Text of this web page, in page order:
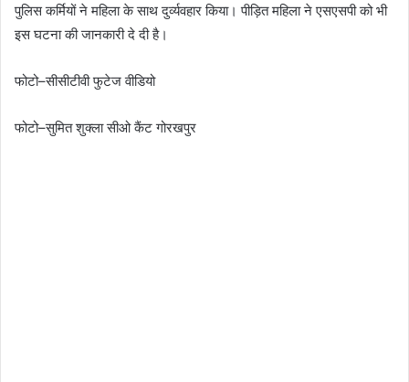
पुलिस कर्मियों ने महिला के साथ दुर्व्यवहार किया। पीड़ित महिला ने एसएसपी को भी
इस घटना की जानकारी दे दी है।
फोटो–सीसीटीवी फुटेज वीडियो
फोटो–सुमित शुक्ला सीओ कैंट गोरखपुर